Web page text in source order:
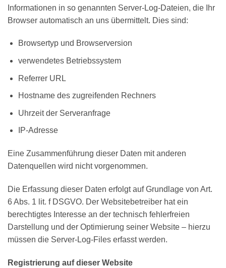
Informationen in so genannten Server-Log-Dateien, die Ihr
Browser automatisch an uns übermittelt. Dies sind:
Browsertyp und Browserversion
verwendetes Betriebssystem
Referrer URL
Hostname des zugreifenden Rechners
Uhrzeit der Serveranfrage
IP-Adresse
Eine Zusammenführung dieser Daten mit anderen
Datenquellen wird nicht vorgenommen.
Die Erfassung dieser Daten erfolgt auf Grundlage von Art.
6 Abs. 1 lit. f DSGVO. Der Websitebetreiber hat ein
berechtigtes Interesse an der technisch fehlerfreien
Darstellung und der Optimierung seiner Website – hierzu
müssen die Server-Log-Files erfasst werden.
Registrierung auf dieser Website